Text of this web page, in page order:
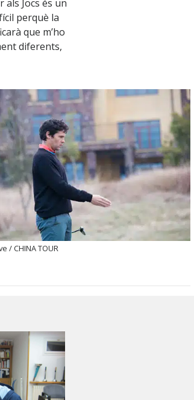
als Jocs és un
perquè la
que m’ho
diferents,
/ CHINA TOUR